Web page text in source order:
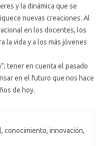
y la dinámica que se
nuevas creaciones. Al
en los docentes, los
la vida y a los más jóvenes
tener en cuenta el pasado
en el futuro que nos hace
de hoy.
conocimiento, innovación,